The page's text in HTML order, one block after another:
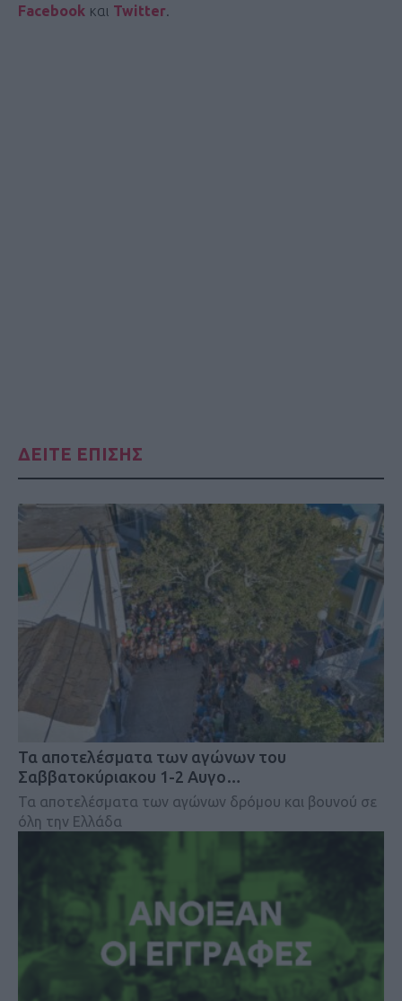
Facebook και Twitter.
ΔΕΙΤΕ ΕΠΙΣΗΣ
Τα αποτελέσματα των αγώνων του
Σαββατοκύριακου 1-2 Αυγο…
Τα αποτελέσματα των αγώνων δρόμου και βουνού σε
όλη την Ελλάδα